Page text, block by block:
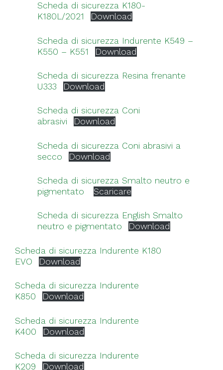
Scheda di sicurezza K180-
K180L/2021
Download
Scheda di sicurezza Indurente K549 –
K550 – K551
Download
Scheda di sicurezza Resina frenante
U333
Download
Scheda di sicurezza Coni
abrasivi
Download
Scheda di sicurezza Coni abrasivi a
secco
Download
Scheda di sicurezza Smalto neutro e
pigmentato
Scaricare
Scheda di sicurezza English Smalto
neutro e pigmentato
Download
Scheda di sicurezza Indurente K180
EVO
Download
Scheda di sicurezza Indurente
K850
Download
Scheda di sicurezza Indurente
K400
Download
Scheda di sicurezza Indurente
K209
Download